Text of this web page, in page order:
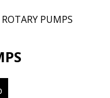
PUMPS